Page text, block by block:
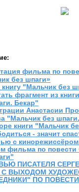
фильма по
без шпаги»
книгу "Мальчик без
фрагмент из
Бекар"
Анастасии
"Мальчик без
книги "Мальчик
- значит
с
фильма по повести
ПИСАТЕЛЯ
С ВЫХОДОМ
ПО